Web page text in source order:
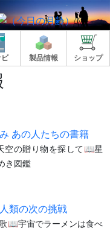
製品情報 ショップ
あの人たちの書籍
の贈り物を探して📖星
き図鑑
類の次の挑戦
📖宇宙でラーメンは食べ